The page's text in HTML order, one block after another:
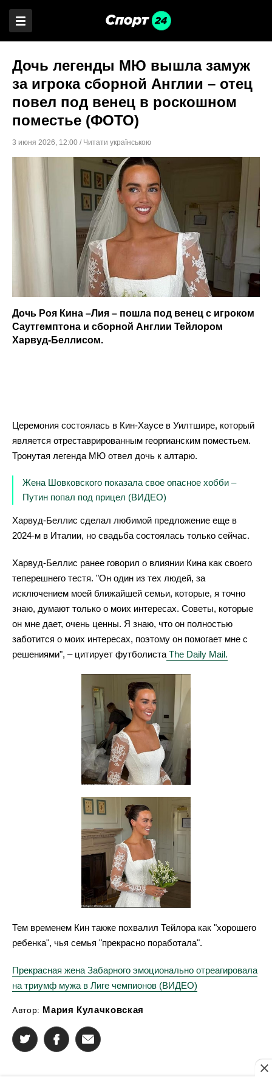
Дочь легенды МЮ вышла замуж
за игрока сборной Англии – отец
повел под венец в роскошном
поместье (ФОТО)
3 июня 2026, 12:00 / Читати українською
Дочь Роя Кина –Лия – пошла под венец с игроком
Саутгемптона и сборной Англии Тейлором
Харвуд-Беллисом.
Церемония состоялась в Кин-Хаусе в Уилтшире, который
является отреставрированным георгианским поместьем.
Тронутая легенда МЮ отвел дочь к алтарю.
Жена Шовковского показала свое опасное хобби –
Путин попал под прицел (ВИДЕО)
Харвуд-Беллис сделал любимой предложение еще в
2024-м в Италии, но свадьба состоялась только сейчас.
Харвуд-Беллис ранее говорил о влиянии Кина как своего
теперешнего тестя. "Он один из тех людей, за
исключением моей ближайшей семьи, которые, я точно
знаю, думают только о моих интересах. Советы, которые
он мне дает, очень ценны. Я знаю, что он полностью
заботится о моих интересах, поэтому он помогает мне с
решениями", – цитирует футболиста The Daily Mail.
Тем временем Кин также похвалил Тейлора как "хорошего
ребенка", чья семья "прекрасно поработала".
Прекрасная жена Забарного эмоционально отреагировала
на триумф мужа в Лиге чемпионов (ВИДЕО)
Автор: Мария Кулачковская